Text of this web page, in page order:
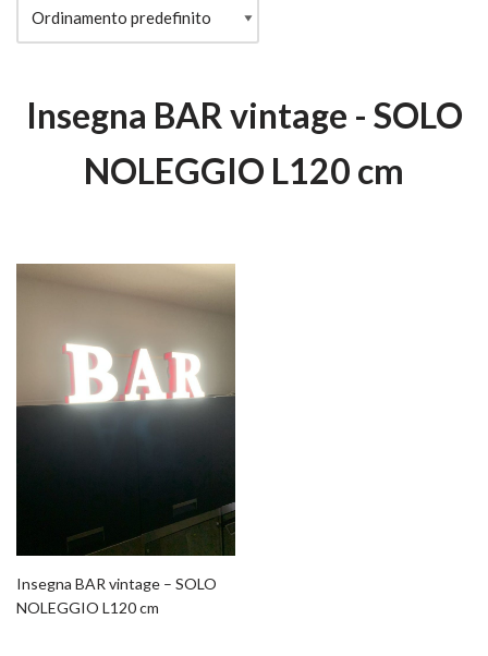
Insegna BAR vintage - SOLO
NOLEGGIO L120 cm
Insegna BAR vintage – SOLO
NOLEGGIO L120 cm